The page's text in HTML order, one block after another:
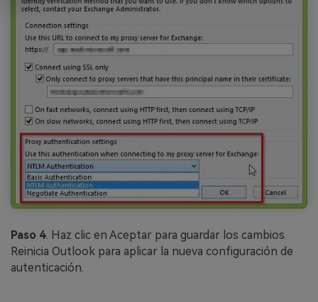
Paso 4. Haz clic en Aceptar para guardar los cambios.
Reinicia Outlook para aplicar la nueva configuración de
autenticación.